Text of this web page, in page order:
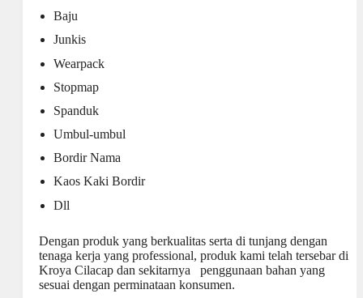
Baju
Junkis
Wearpack
Stopmap
Spanduk
Umbul-umbul
Bordir Nama
Kaos Kaki Bordir
Dll
Dengan produk yang berkualitas serta di tunjang dengan
tenaga kerja yang professional, produk kami telah tersebar di
Kroya Cilacap dan sekitarnya penggunaan bahan yang
sesuai dengan perminataan konsumen.